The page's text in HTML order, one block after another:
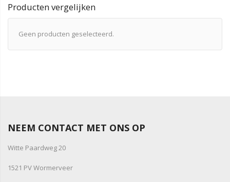
Producten vergelijken
Geen producten geselecteerd.
NEEM CONTACT MET ONS OP
Witte Paardweg 20
1521 PV Wormerveer